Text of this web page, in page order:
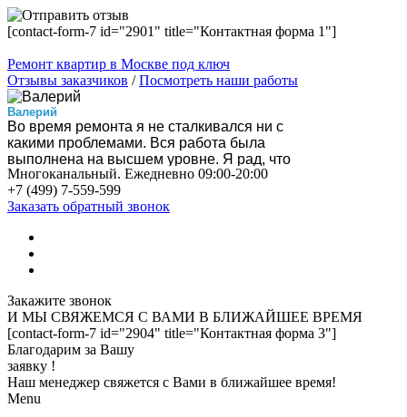
[contact-form-7 id="2901" title="Контактная форма 1"]
Ремонт квартир в Москве под ключ
Отзывы заказчиков /Посмотреть наши работы
Валерий
Во время ремонта я не сталкивался ни с
какими проблемами. Вся работа была
выполнена на высшем уровне. Я рад, что
нашел эту компанию!
Вероника
Нас все устроило, особенно скорость
шикарной! Спасибо!
Вадим
Ребята быстро привезли инструмент, за
мусор и я получил то, что хотел.
Алла
Квартиру преобразили до неузнаваемости.
Установили все новое и качественное. Не
жалею потраченных денег!
Виктор
В общем, бригады работали согласно
Многоканальный. Ежедневно 09:00-20:00
+7 (499) 7-559-599
Заказать обратный звонок
Закажите звонок
И МЫ СВЯЖЕМСЯ С ВАМИ В БЛИЖАЙШЕЕ ВРЕМЯ
[contact-form-7 id="2904" title="Контактная форма 3"]
Благодарим за Вашу
заявку !
Наш менеджер свяжется с Вами в ближайшее время!
Menu